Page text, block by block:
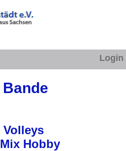
Login
Volleys
Hobby